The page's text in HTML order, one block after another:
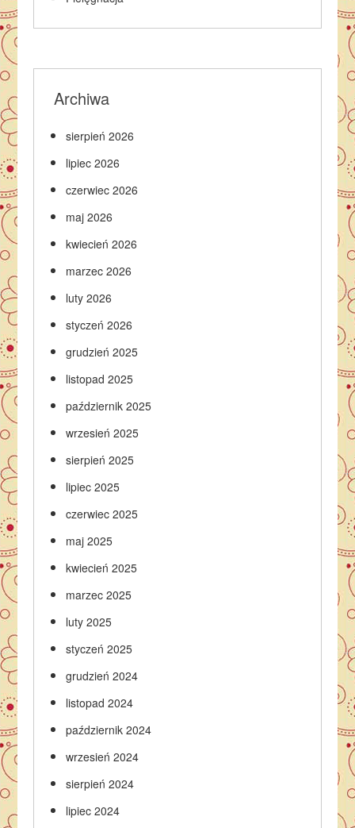
Archiwa
sierpień 2026
lipiec 2026
czerwiec 2026
maj 2026
kwiecień 2026
marzec 2026
luty 2026
styczeń 2026
grudzień 2025
listopad 2025
październik 2025
wrzesień 2025
sierpień 2025
lipiec 2025
czerwiec 2025
maj 2025
kwiecień 2025
marzec 2025
luty 2025
styczeń 2025
grudzień 2024
listopad 2024
październik 2024
wrzesień 2024
sierpień 2024
lipiec 2024